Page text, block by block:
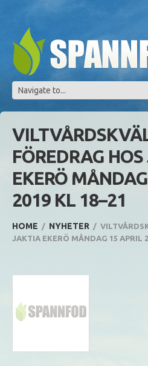
FÖREDRAG
EKERÖ
2019 KL 18–21
HOME NYHETER
JAKTIA EKERÖ MÅNDAG 15 APRIL